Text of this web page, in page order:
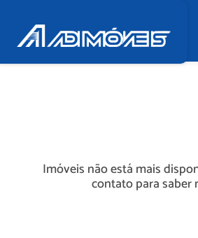
Imóveis não está mais
contato para saber